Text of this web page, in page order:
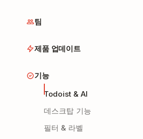
팀
제품 업데이트
기능
Todoist & AI
데스크탑 기능
필터 & 라벨